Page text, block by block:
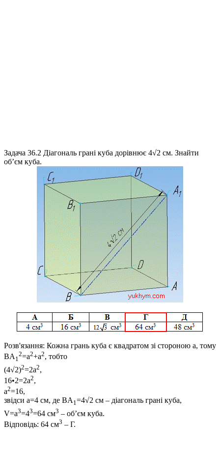
Задача 36.2 Діагональ грані куба дорівнює 4√2 см. Знайти
об’єм куба.
Розв'язання: Кожна грань куба є квадратом зі стороною a, тому
BA 1
2=a2+a2, тобто
(4√2)2=2a2,
16•2=2a2,
a2=16,
звідси a=4 см, де BA 1=4√2 см – діагональ грані куба,
V=a3=43=64 см3 – об’єм куба.
Відповідь: 64 см3 – Г.